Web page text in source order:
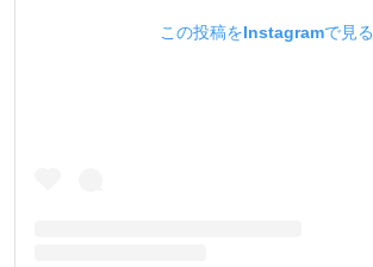
この投稿をInstagramで見る